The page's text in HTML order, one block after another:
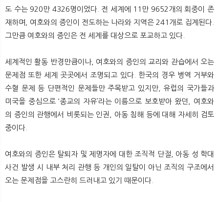
뉴 색
도 수는 920만 4326명이었다. 전 세계에 11만 9652개의 회중이 존
재하며, 여호와의 증인이 전도하는 나라와 지역은 241개로 집계된다.
그만큼 여호와의 증인은 전 세계를 대상으로 포교하고 있다.
세계적인 활동 반경만큼이나, 여호와의 증인의 교리와 관습에서 오는
문제점 또한 세계 곳곳에서 조명되고 있다. 한국의 경우 병역 거부와
수혈 문제 등 단편적인 문제들만 주목받고 있지만, 유럽의 국가들과
미국을 중심으로 ‘종교의 자유’라는 이름으로 보호받아 왔던, 여호와
의 증인의 관행에서 비롯되는 인권, 아동 침해 등에 대해 자세히 검토
중이다.
여호와의 증인은 탈퇴자 및 제명자에 대한 조직적 단절, 아동 성 학대
사건 발생 시 내부 처리 관행 등 개인의 일탈이 아닌 조직의 구조에서
오는 문제점을 고스란히 드러내고 있기 때문이다.